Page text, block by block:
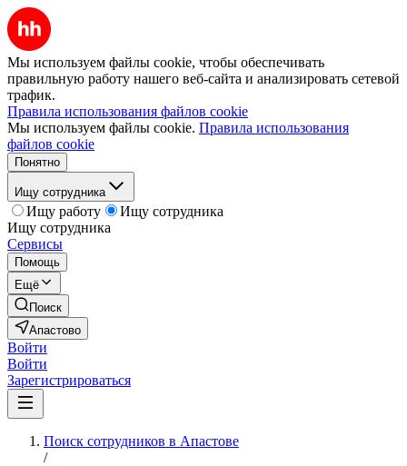
Мы используем файлы cookie, чтобы обеспечивать
правильную работу нашего веб-сайта и анализировать сетевой
трафик.
Правила использования файлов cookie
Мы используем файлы cookie. Правила использования
файлов cookie
Понятно
Ищу сотрудника
Ищу работу
Ищу сотрудника
Ищу сотрудника
Сервисы
Помощь
Ещё
Поиск
Апастово
Войти
Войти
Зарегистрироваться
Поиск сотрудников в Апастове
/